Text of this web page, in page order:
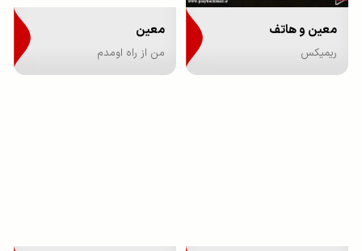
معین و هاتف
ریمیکس
معین
من از راه اومدم